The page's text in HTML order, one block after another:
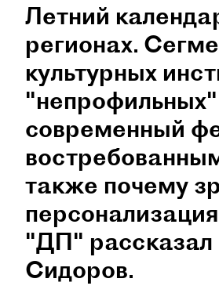
Летний
регионах.
культурных
современный
также почему
"ДП" рассказал
Сидоров.